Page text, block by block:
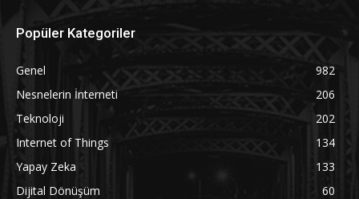
Popüler Kategoriler
Genel
982
Nesnelerin İnterneti
206
Teknoloji
202
Internet of Things
134
Yapay Zeka
133
Dijital Dönüşüm
60